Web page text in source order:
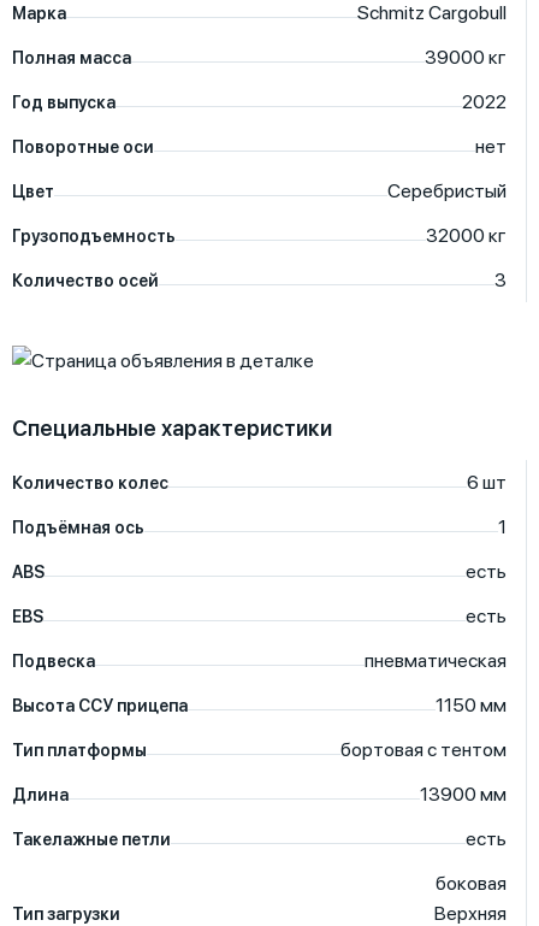
Марка Schmitz Cargobull
Полная масса 39000 кг
Год выпуска 2022
Поворотные оси нет
Цвет Серебристый
Грузоподъемность 32000 кг
Количество осей 3
Специальные характеристики
Количество колес 6 шт
Подъёмная ось 1
ABS есть
EBS есть
Подвеска пневматическая
Высота ССУ прицепа 1150 мм
Тип платформы бортовая с тентом
Длина 13900 мм
Такелажные петли есть
Тип загрузки
боковая
Верхняя